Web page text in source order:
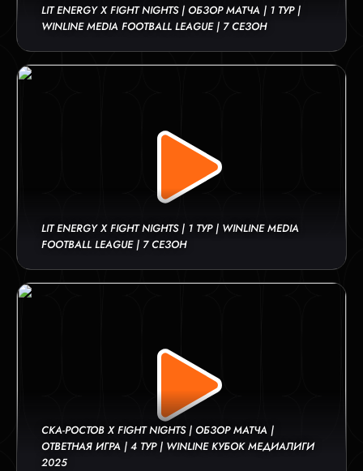
LIT ENERGY X FIGHT NIGHTS | ОБЗОР МАТЧА | 1 ТУР |
WINLINE MEDIA FOOTBALL LEAGUE | 7 СЕЗОН
LIT ENERGY X FIGHT NIGHTS | 1 ТУР | WINLINE MEDIA
FOOTBALL LEAGUE | 7 СЕЗОН
СКА-РОСТОВ Х FIGHT NIGHTS | ОБЗОР МАТЧА |
ОТВЕТНАЯ ИГРА | 4 ТУР | WINLINE КУБОК МЕДИАЛИГИ
2025